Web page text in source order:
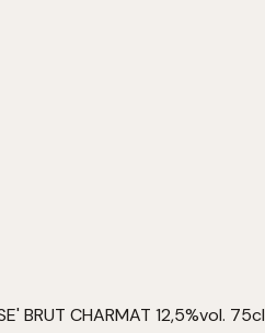
BRUT CHARMAT 12,5%vol. 75cl